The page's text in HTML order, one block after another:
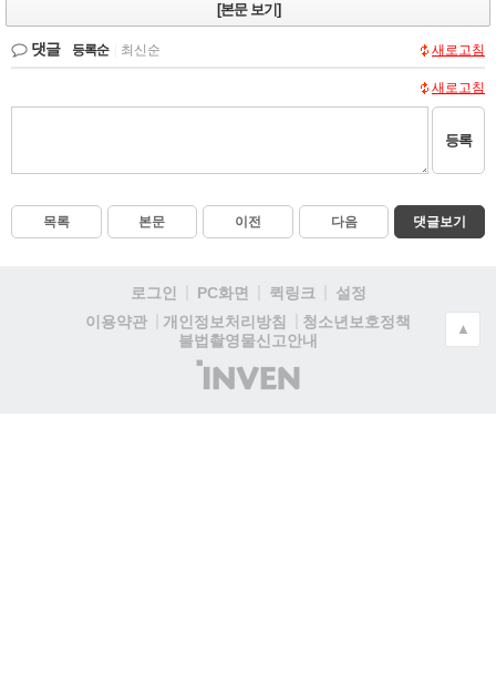
[본문 보기]
댓글 등록순 최신순 새로고침
새로고침
등록
목록 본문 이전 다음 댓글보기
로그인 PC화면 퀵링크
설정
이용약관
개인정보처리방침
청소년보호정책
불법촬영물신고안내
(주)
인
▲